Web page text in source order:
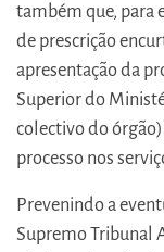
também que, para
de prescrição
apresentação da
Superior do
colectivo do
processo nos
Prevenindo a
Supremo Tribunal